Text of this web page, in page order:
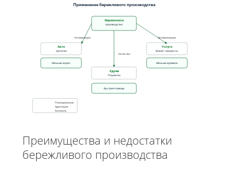
Применение бережливого производства
Бережливое
производство
Авто
Цепочки
Меньше затрат
Услуги
Бизнес-процессы
Меньше времени
Здрав
Пациенты
Быстрее помощь
Планирование
Адаптация
Контроль
Оптимизация Автоматизация
Качество
Преимущества и недостатки
бережливого производства